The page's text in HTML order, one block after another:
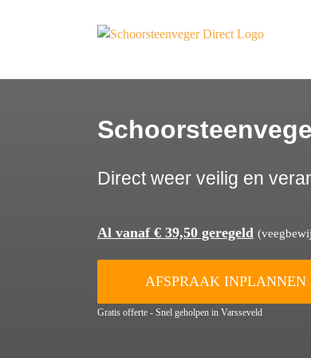
Direct weer veilig en
Al vanaf € 39,50 geregeld
AFSPRAAK INPLANNEN
Gratis offerte - Snel geholpen in Varsseveld